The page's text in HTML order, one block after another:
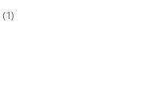
(1)